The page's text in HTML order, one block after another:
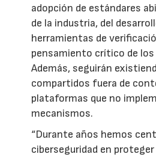
adopción de estándares
de la industria, del
herramientas de
pensamiento crítico de los
Además, seguirán
compartidos fuera de
plataformas que no
mecanismos.
“Durante años hemos
ciberseguridad en